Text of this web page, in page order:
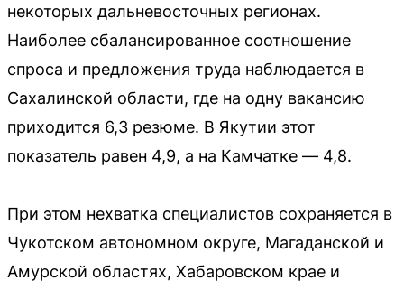
некоторых дальневосточных регионах.
Наиболее сбалансированное соотношение
спроса и предложения труда наблюдается в
Сахалинской области, где на одну вакансию
приходится 6,3 резюме. В Якутии этот
показатель равен 4,9, а на Камчатке — 4,8.
При этом нехватка специалистов сохраняется в
Чукотском автономном округе, Магаданской и
Амурской областях, Хабаровском крае и